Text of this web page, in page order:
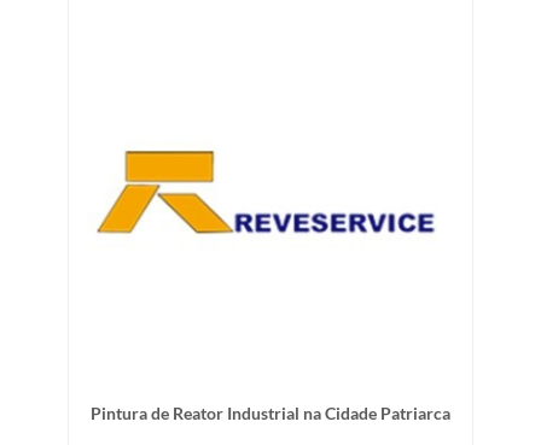
Pintura de Reator Industrial na Cidade Patriarca